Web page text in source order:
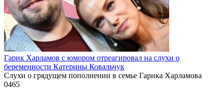
Гарик Харламов с юмором отреагировал на слухи о
беременности Катерины Ковальчук
Слухи о грядущем пополнении в семье Гарика Харламова
0465